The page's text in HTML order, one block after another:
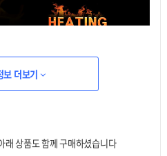
보 더보기
래 상품도 함께 구매하셨습니다